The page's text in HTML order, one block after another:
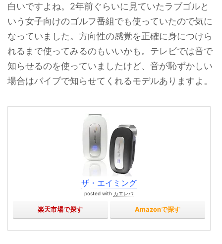
白いですよね。2年前ぐらいに見ていたラブゴルと
いう女子向けのゴルフ番組でも使っていたので気に
なっていました。方向性の感覚を正確に身につけら
れるまで使ってみるのもいいかも。テレビでは音で
知らせるのを使っていましたけど、音が恥ずかしい
場合はバイブで知らせてくれるモデルありますよ。
ザ・エイミング
posted with カエレバ
楽天市場で探す Amazonで探す